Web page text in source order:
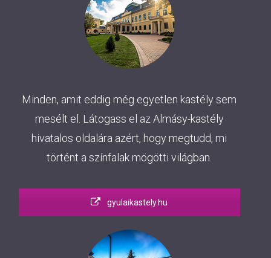
Minden, amit eddig még egyetlen kastély sem
mesélt el. Látogass el az Almásy-kastély
hivatalos oldalára azért, hogy megtudd, mi
történt a színfalak mögötti világban.
gyulaikastely.hu